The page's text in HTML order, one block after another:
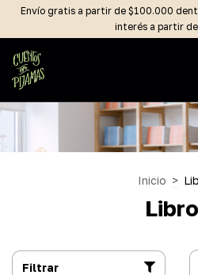
Envío gratis a partir de $100.000
interés a partir
Inicio >
Filtrar